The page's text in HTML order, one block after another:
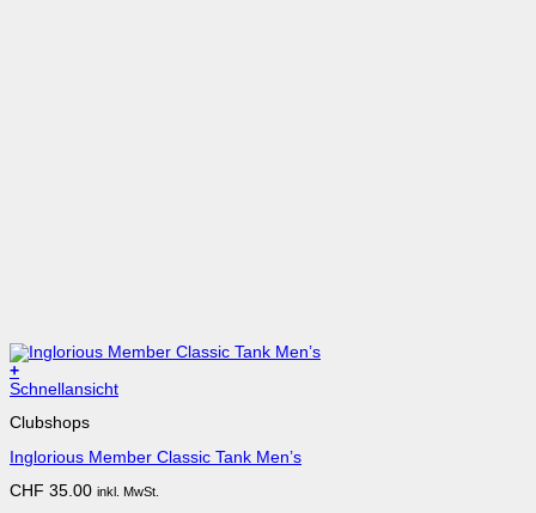
+
Schnellansicht
Clubshops
Inglorious Member Classic Tank Men’s
CHF 35.00 inkl. MwSt.